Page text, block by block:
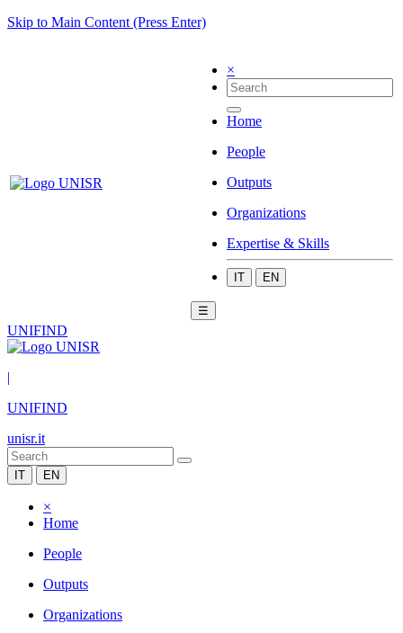
Skip to Main Content (Press Enter)
×
Home
People
Outputs
Organizations
Expertise & Skills
IT EN
☰
UNIFIND
|
UNIFIND
unisr.it
IT EN
×
Home
People
Outputs
Organizations